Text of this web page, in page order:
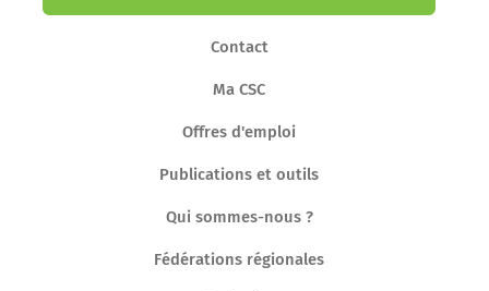
Contact
Ma CSC
Offres d'emploi
Publications et outils
Qui sommes-nous ?
Fédérations régionales